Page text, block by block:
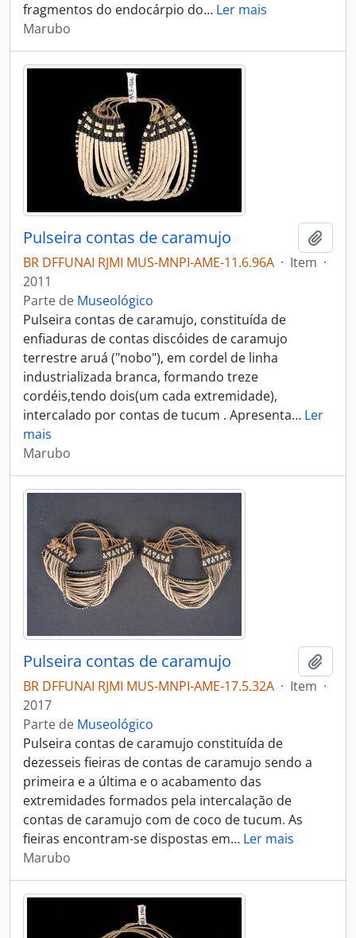
fragmentos do endocárpio do… Ler mais
Marubo
Pulseira contas de caramujo
BR DFFUNAI RJMI MUS-MNPI-AME-11.6.96A · Item ·
2011
Parte de Museológico
Pulseira contas de caramujo, constituída de
enfiaduras de contas discóides de caramujo
terrestre aruá ("nobo"), em cordel de linha
industrializada branca, formando treze
cordéis,tendo dois(um cada extremidade),
intercalado por contas de tucum . Apresenta… Ler
mais
Marubo
Pulseira contas de caramujo
BR DFFUNAI RJMI MUS-MNPI-AME-17.5.32A · Item ·
2017
Parte de Museológico
Pulseira contas de caramujo constituída de
dezesseis fieiras de contas de caramujo sendo a
primeira e a última e o acabamento das
extremidades formados pela intercalação de
contas de caramujo com de coco de tucum. As
fieiras encontram-se dispostas em… Ler mais
Marubo